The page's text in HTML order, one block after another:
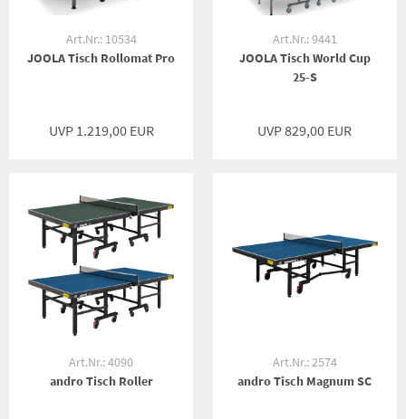
Art.Nr.: 10534
JOOLA Tisch Rollomat Pro
UVP 1.219,00 EUR
Art.Nr.: 9441
JOOLA Tisch World Cup
25-S
UVP 829,00 EUR
Art.Nr.: 4090
andro Tisch Roller
Art.Nr.: 2574
andro Tisch Magnum SC